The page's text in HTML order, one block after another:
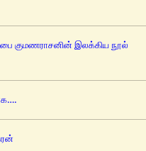
குமணராசனின் இலக்கிய நூல்